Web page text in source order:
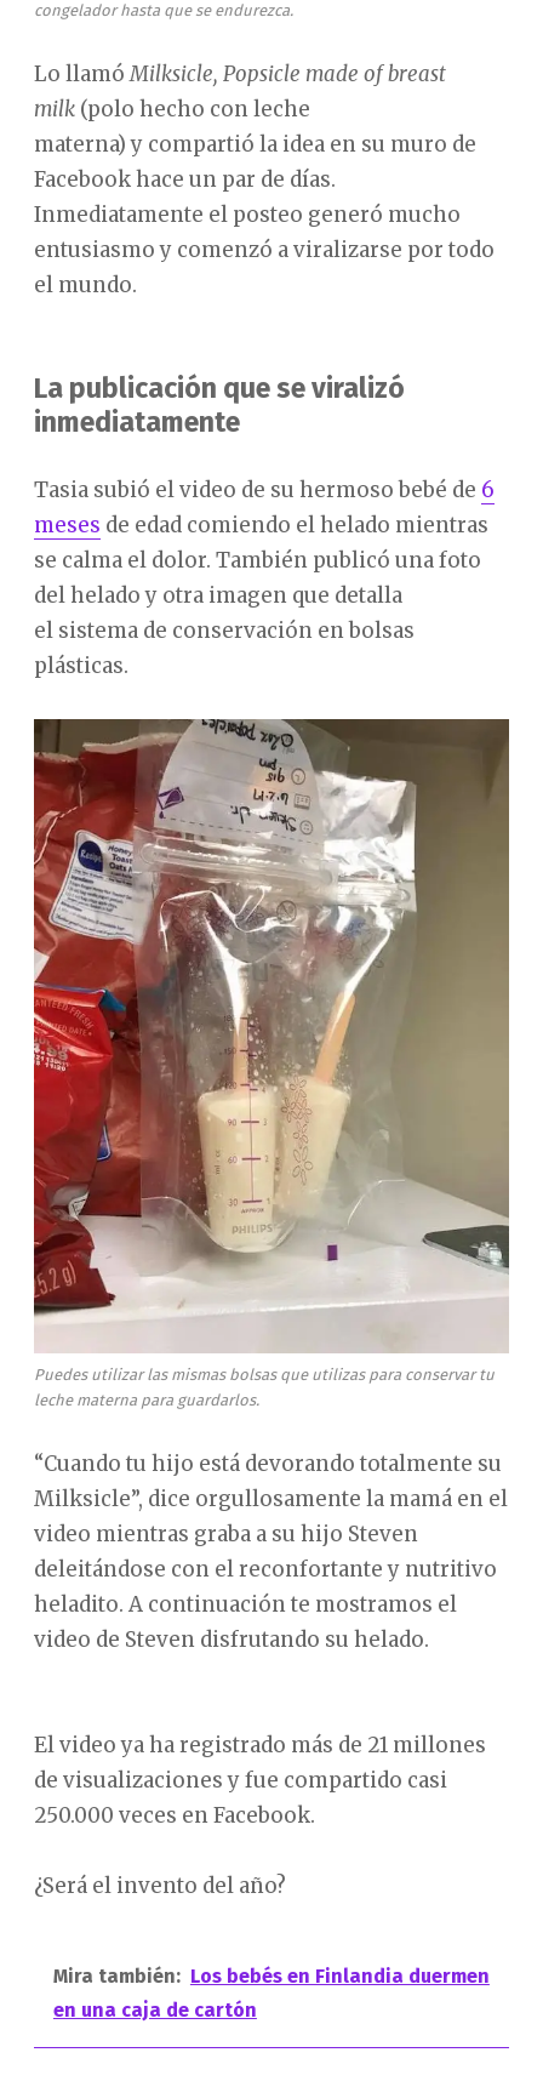
congelador hasta que se endurezca.
Lo llamóMilksicle, Popsicle made of breast
milk(polo hecho con leche
materna) y compartió la idea en su muro de
Facebook hace un par de días.
Inmediatamente el posteo generó mucho
entusiasmo y comenzó a viralizarse por todo
el mundo.
La publicación que se viralizó
inmediatamente
Tasia subió el video de su hermoso bebé de 6
meses de edad comiendo el helado mientras
se calma el dolor. También publicó una foto
del helado y otra imagen que detalla
el sistema de conservación en bolsas
plásticas.
Puedes utilizar las mismas bolsas que utilizas para conservar tu
leche materna para guardarlos.
“Cuando tu hijo está devorando totalmente su
Milksicle”, dice orgullosamente la mamá en el
video mientras graba a su hijo Steven
deleitándose con el reconfortante y nutritivo
heladito. A continuación te mostramos el
video de Steven disfrutando su helado.
El video ya ha registrado más de 21 millones
de visualizaciones y fue compartido casi
250.000 veces en Facebook.
¿Será el invento del año?
Mira también: Los bebés en Finlandia duermen
en una caja de cartón